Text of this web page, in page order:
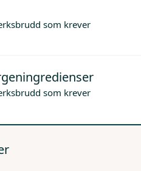
som krever
som krever